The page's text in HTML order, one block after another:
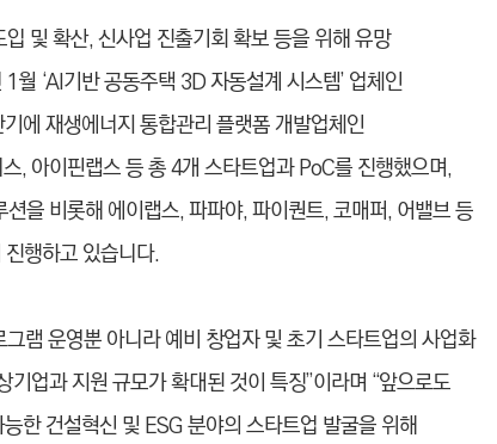
및 확산, 신사업 진출기회 확보 등을 위해 유망
‘AI기반 공동주택 3D 자동설계 시스템’ 업체인
에 재생에너지 통합관리 플랫폼 개발업체인
, 아이핀랩스 등 총 4개 스타트업과 PoC를 진행했으며,
을 비롯해 에이랩스, 파파야, 파이퀀트, 코매퍼, 어밸브 등
행하고 있습니다.
램 운영뿐 아니라 예비 창업자 및 초기 스타트업의 사업화
업과 지원 규모가 확대된 것이 특징”이라며 “앞으로도
한 건설혁신 및 ESG 분야의 스타트업 발굴을 위해